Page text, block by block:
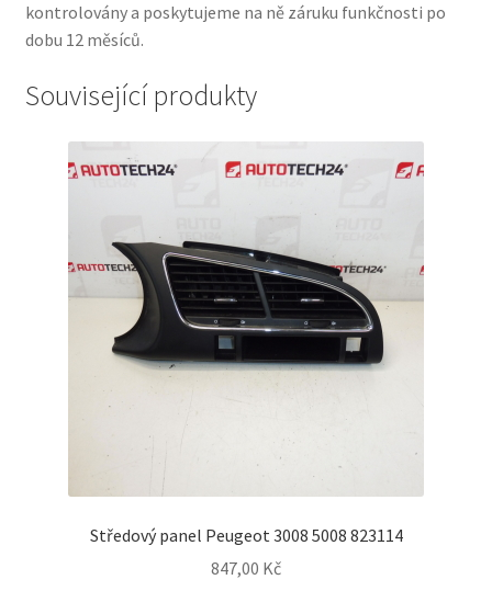
kontrolovány a poskytujeme na ně záruku funkčnosti po
dobu 12 měsíců.
Související produkty
Středový panel Peugeot 3008 5008 823114
847,00 Kč